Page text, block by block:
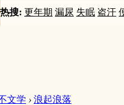
热搜: 更年期 漏尿 失眠 盗汗
文学 › 浪起浪落